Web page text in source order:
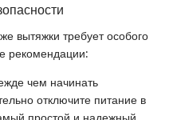
вытяжки требует особого
рекомендации:
чем начинать
отключите питание в